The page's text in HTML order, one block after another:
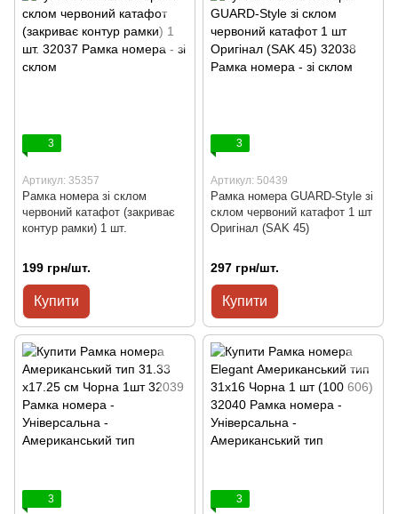
3
Артикул: 35357
Рамка номера зі склом
червоний катафот (закриває
контур рамки) 1 шт.
199 грн/шт.
Купити
3
Артикул: 50439
Рамка номера GUARD-Style зі
склом червоний катафот 1 шт
Оригінал (SAK 45)
297 грн/шт.
Купити
3 3